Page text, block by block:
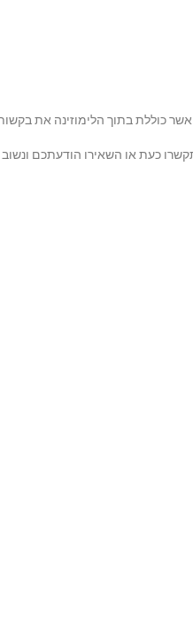
כוללת בתוך הלימוזינה את
כעת או השאירו הודעתכם ונשוב